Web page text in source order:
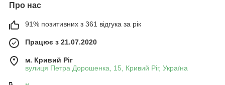
Про нас
91% позитивних з 361 відгука за рік
Працює з 21.07.2020
м. Кривий Ріг
вулиця Петра Дорошенка, 15, Кривий Ріг, Україна